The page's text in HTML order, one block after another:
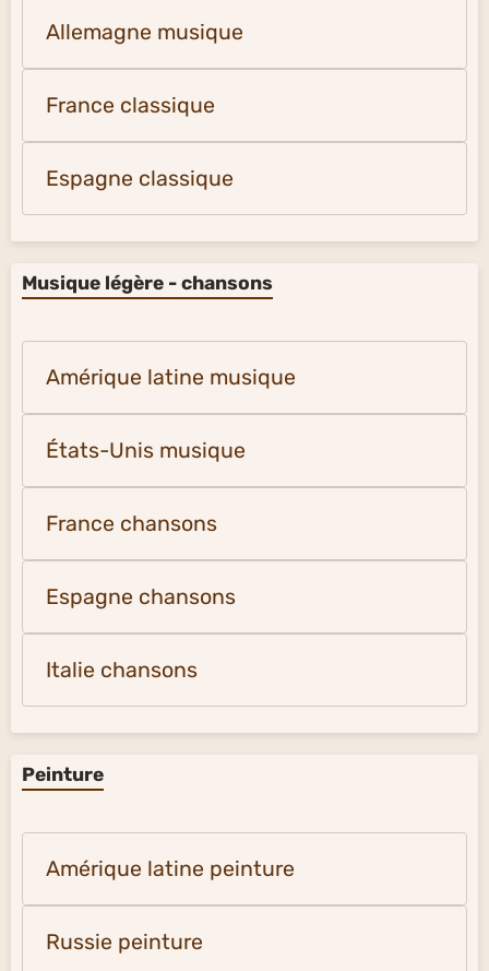
Allemagne musique
France classique
Espagne classique
Musique légère - chansons
Amérique latine musique
États-Unis musique
France chansons
Espagne chansons
Italie chansons
Peinture
Amérique latine peinture
Russie peinture